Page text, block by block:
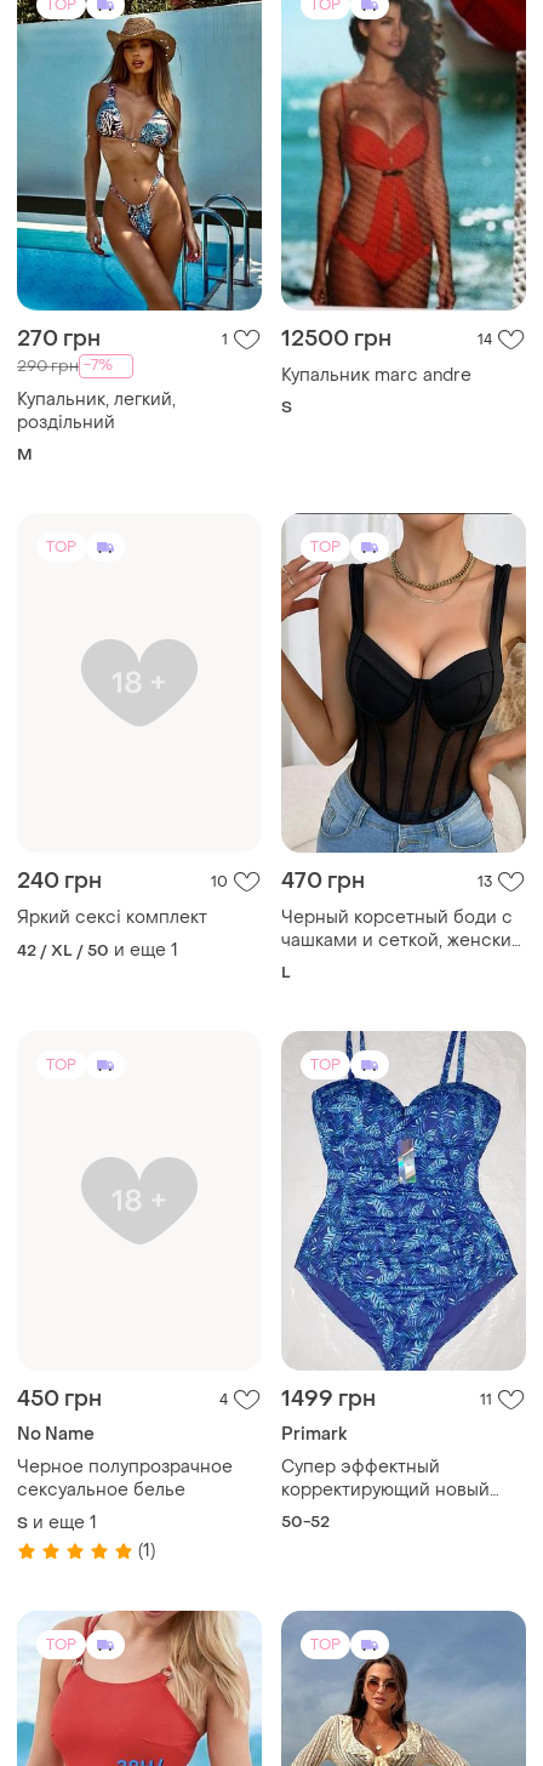
TOP
270 грн 1
290 грн -7%
Купальник, легкий,
роздільний
M
TOP
12500 грн 14
Купальник marc andre
S
TOP
240 грн 10
Яркий сексі комплект
42 / XL / 50 и еще 1
TOP
470 грн 13
Черный корсетный боди с
чашками и сеткой, женский
топ-корсет на косточках
L
TOP
450 грн 4
No Name
Черное полупрозрачное
сексуальное белье
S и еще 1
(1)
TOP
1499 грн 11
Primark
Супер эффектный
корректирующий новый
купальник с тропическим
50-52
TOP TOP